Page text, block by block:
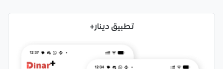
تطبيق دينار+